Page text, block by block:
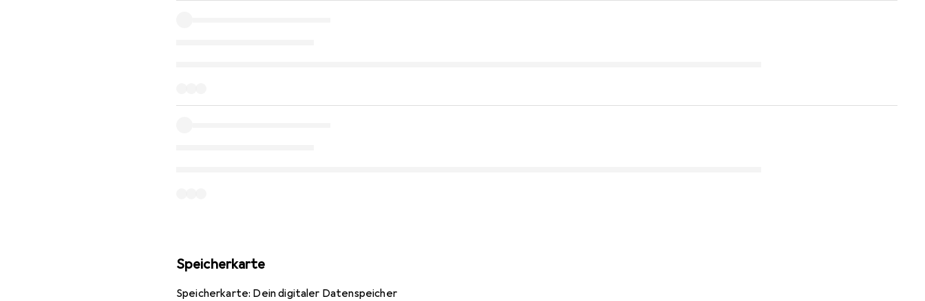
Speicherkarte
Speicherkarte: Dein digitaler Datenspeicher